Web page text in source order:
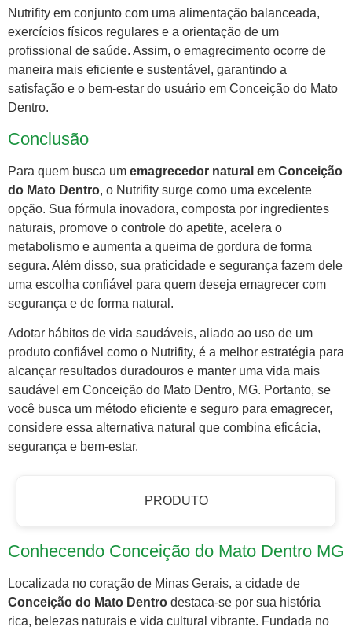
Nutrifity em conjunto com uma alimentação balanceada,
exercícios físicos regulares e a orientação de um
profissional de saúde. Assim, o emagrecimento ocorre de
maneira mais eficiente e sustentável, garantindo a
satisfação e o bem-estar do usuário em Conceição do Mato
Dentro.
Conclusão
Para quem busca um emagrecedor natural em Conceição
do Mato Dentro, o Nutrifity surge como uma excelente
opção. Sua fórmula inovadora, composta por ingredientes
naturais, promove o controle do apetite, acelera o
metabolismo e aumenta a queima de gordura de forma
segura. Além disso, sua praticidade e segurança fazem dele
uma escolha confiável para quem deseja emagrecer com
segurança e de forma natural.
Adotar hábitos de vida saudáveis, aliado ao uso de um
produto confiável como o Nutrifity, é a melhor estratégia para
alcançar resultados duradouros e manter uma vida mais
saudável em Conceição do Mato Dentro, MG. Portanto, se
você busca um método eficiente e seguro para emagrecer,
considere essa alternativa natural que combina eficácia,
segurança e bem-estar.
PRODUTO
Conhecendo Conceição do Mato Dentro MG
Localizada no coração de Minas Gerais, a cidade de
Conceição do Mato Dentro destaca-se por sua história
rica, belezas naturais e vida cultural vibrante. Fundada no